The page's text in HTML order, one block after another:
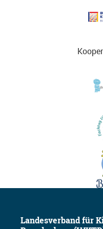
Landesverband für